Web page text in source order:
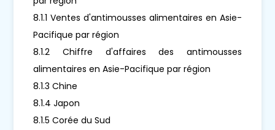
8.1.1 Ventes d'antimousses alimentaires en Asie-
Pacifique par région
8.1.2 Chiffre d'affaires des antimousses
alimentaires en Asie-Pacifique par région
8.1.3 Chine
8.1.4 Japon
8.1.5 Corée du Sud